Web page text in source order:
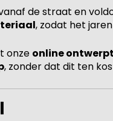
de straat en
, zodat het
onze online
, zonder dat dit ten